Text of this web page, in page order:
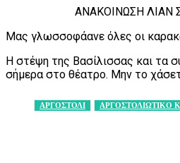
ΑΝΑΚΟΙΝΩΣΗ ΛΙΑΝ
Μας γλωσσοφάανε όλες οι
Η στέψη της Βασίλισσας και τα
σήμερα στο θέατρο. Μην το
ΑΡΓΟΣΤΟΛΙ ΑΡΓΟΣΤΟΛΙΩΤΙΚΟ